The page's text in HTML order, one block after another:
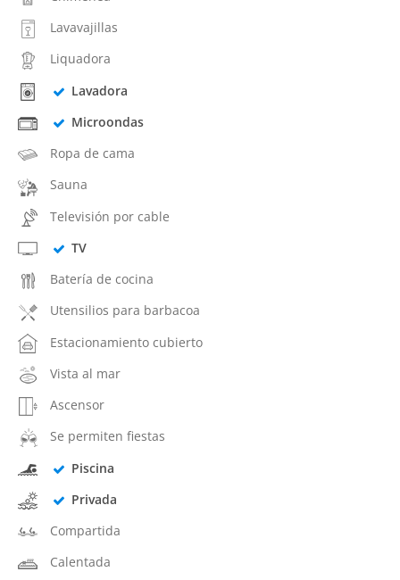
Lavavajillas
Liquadora
Lavadora
Microondas
Ropa de cama
Sauna
Televisión por cable
TV
Batería de cocina
Utensilios para barbacoa
Estacionamiento cubierto
Vista al mar
Ascensor
Se permiten fiestas
Piscina
Privada
Compartida
Calentada